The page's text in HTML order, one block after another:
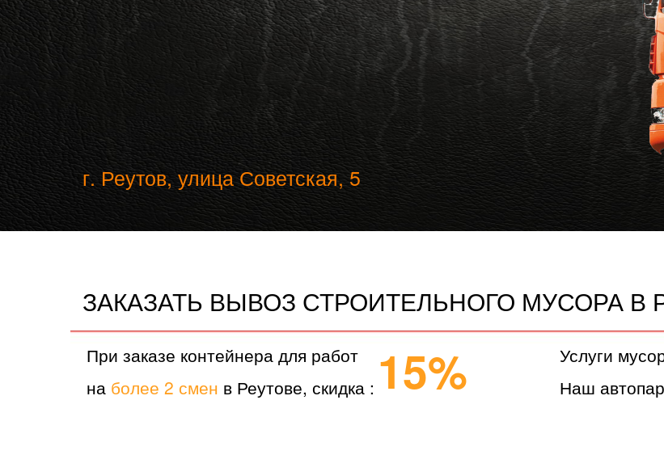
г. Реутов, улица Советская, 5
ЗАКАЗАТЬ ВЫВОЗ СТРОИТЕЛЬНОГО МУСОРА В
При заказе контейнера для работ
на более 2 смен в Реутове, скидка : 15%
Услуги
Наш